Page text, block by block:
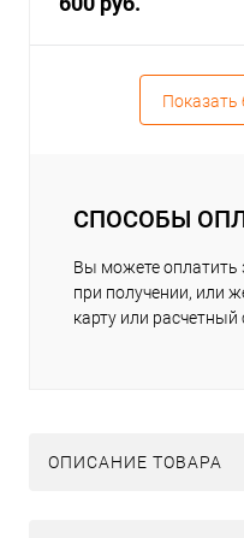
Показать
СПОСОБЫ
Вы можете оплатить
при получении, или
карту или расчетный
ОПИСАНИЕ ТОВАРА